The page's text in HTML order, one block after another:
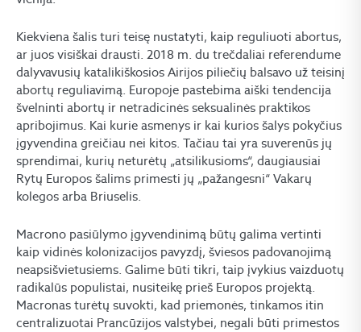
Kiekviena šalis turi teisę nustatyti, kaip reguliuoti abortus,
ar juos visiškai drausti. 2018 m. du trečdaliai referendume
dalyvavusių katalikiškosios Airijos piliečių balsavo už teisinį
abortų reguliavimą. Europoje pastebima aiški tendencija
švelninti abortų ir netradicinės seksualinės praktikos
apribojimus. Kai kurie asmenys ir kai kurios šalys pokyčius
įgyvendina greičiau nei kitos. Tačiau tai yra suverenūs jų
sprendimai, kurių neturėtų „atsilikusioms“, daugiausiai
Rytų Europos šalims primesti jų „pažangesni“ Vakarų
kolegos arba Briuselis.
Macrono pasiūlymo įgyvendinimą būtų galima vertinti
kaip vidinės kolonizacijos pavyzdį, šviesos padovanojimą
neapsišvietusiems. Galime būti tikri, taip įvykius vaizduotų
radikalūs populistai, nusiteikę prieš Europos projektą.
Macronas turėtų suvokti, kad priemonės, tinkamos itin
centralizuotai Prancūzijos valstybei, negali būti primestos